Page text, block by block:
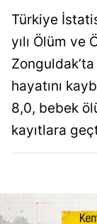
Türkiye
yılı Ölüm ve
hayatını
8,0, bebek
kayıtlara